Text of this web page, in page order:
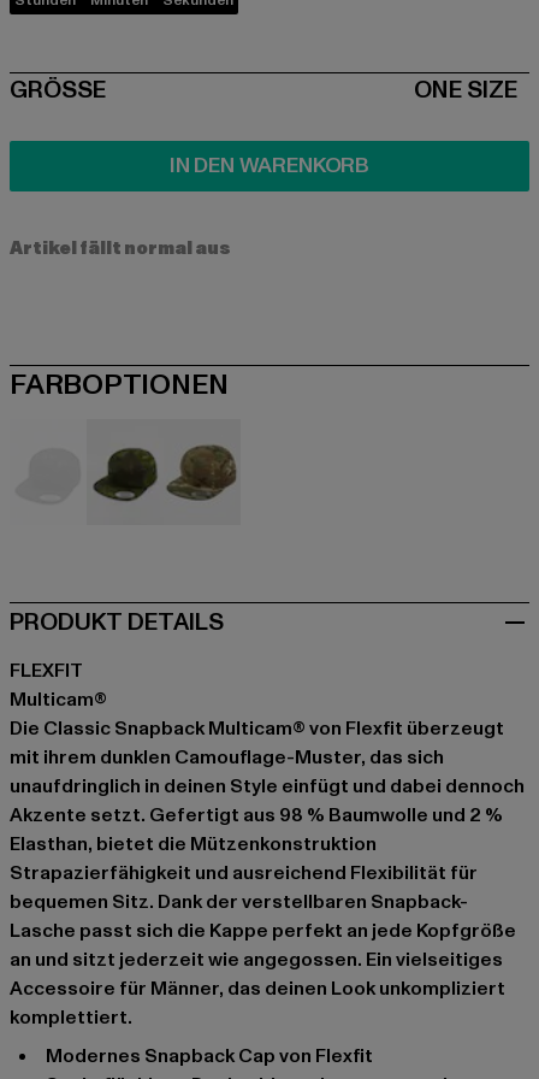
SIZE
GRÖSSE ONE SIZE
IN DEN WARENKORB
Artikel fällt normal aus
FARBOPTIONEN
PRODUKT DETAILS
FLEXFIT
Multicam®
Die Classic Snapback Multicam® von Flexfit überzeugt
mit ihrem dunklen Camouflage-Muster, das sich
unaufdringlich in deinen Style einfügt und dabei dennoch
Akzente setzt. Gefertigt aus 98 % Baumwolle und 2 %
Elasthan, bietet die Mützenkonstruktion
Strapazierfähigkeit und ausreichend Flexibilität für
bequemen Sitz. Dank der verstellbaren Snapback-
Lasche passt sich die Kappe perfekt an jede Kopfgröße
an und sitzt jederzeit wie angegossen. Ein vielseitiges
Accessoire für Männer, das deinen Look unkompliziert
komplettiert.
Modernes Snapback Cap von Flexfit